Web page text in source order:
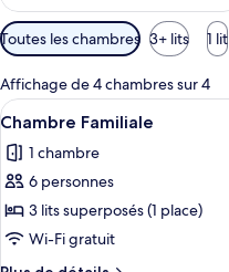
Filtres
disponibles
pour
les
chambres
Toutes les chambres 3+ lits 1 lit
Affichage de 4 chambres sur 4
Afficher
toutes
les
photos
pour
ce
type
2
Chambre Familiale
1 chambre
6 personnes
3 lits superposés (1 place)
Wi-Fi gratuit